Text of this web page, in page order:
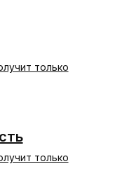
только
только